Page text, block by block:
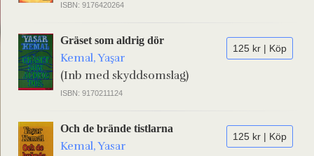
ISBN: 9176420264
125 kr | Köp
Gräset som aldrig dör
Kemal, Yaşar
(Inb med skyddsomslag)
ISBN: 9170211124
125 kr | Köp
Och de brände tistlarna
Kemal, Yasar